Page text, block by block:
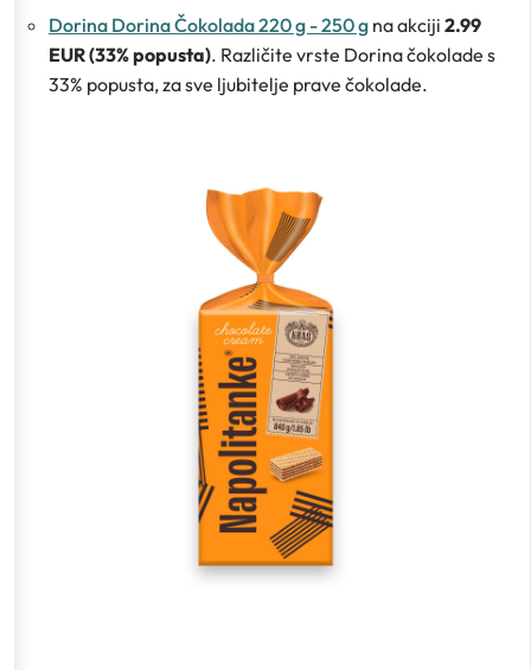
Dorina Dorina Čokolada 220 g - 250 g na akciji 2.99
EUR (33% popusta). Različite vrste Dorina čokolade s
33% popusta, za sve ljubitelje prave čokolade.